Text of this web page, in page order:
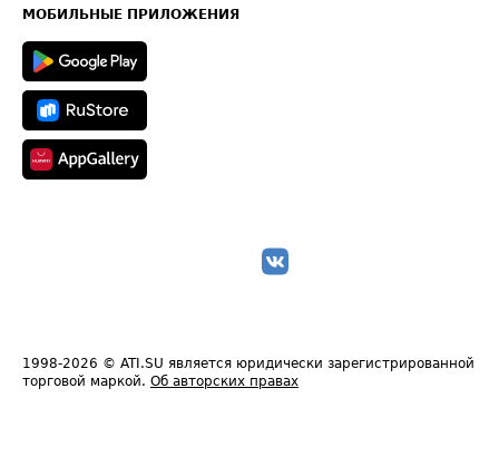
Техническая информация
МОБИЛЬНЫЕ ПРИЛОЖЕНИЯ
1998-2026 © ATI.SU является юридически зарегистрированной
торговой маркой. Об авторских правах